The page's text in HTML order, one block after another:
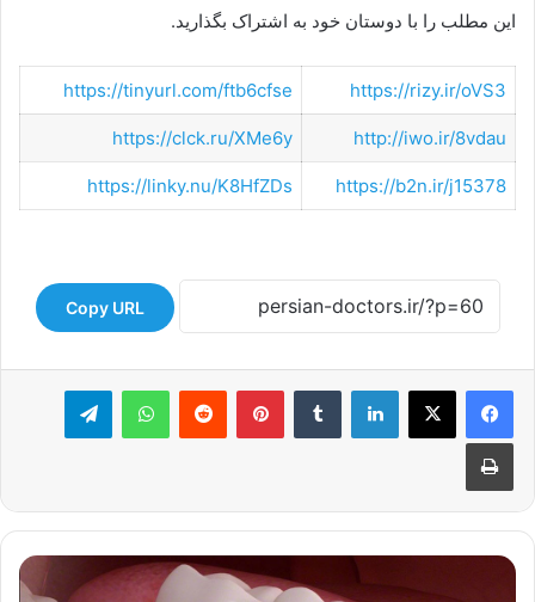
این مطلب را با دوستان خود به اشتراک بگذارید.
https://rizy.ir/oVS3
https://tinyurl.com/ftb6cfse
http://iwo.ir/8vdau
https://clck.ru/XMe6y
https://b2n.ir/j15378
https://linky.nu/K8HfZDs
Copy URL
لینکدین ‫تامبلر ‫پین‌ترست‫رددیت واتس آپ تلگرام
چاپ
تفاوت